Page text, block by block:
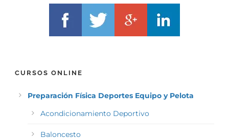
CURSOS ONLINE
Preparación Física Deportes Equipo y Pelota
Acondicionamiento Deportivo
Baloncesto